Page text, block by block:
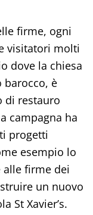
firme, ogni
visitatori molti
dove la chiesa
barocco, è
di restauro
campagna ha
progetti
esempio lo
alle firme dei
un nuovo
St Xavier’s.